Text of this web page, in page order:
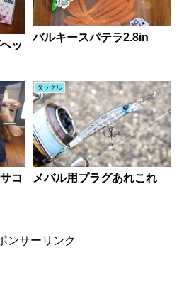
ッ
バルキースパテラ2.8in
コ
タックル
メバル用プラグあれこれ
ンサーリンク